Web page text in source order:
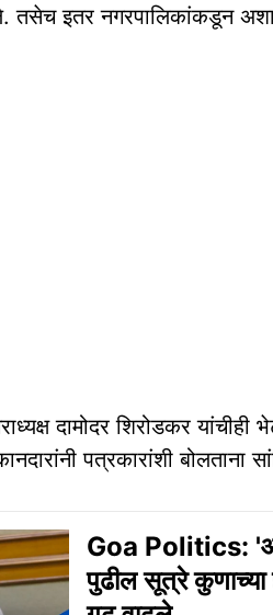
तसेच इतर नगरपालिकांकडून
दामोदर शिरोडकर
पत्रकारांशी बोलताना
Goa Politics:
पुढील सूत्रे कुणाच्‍या